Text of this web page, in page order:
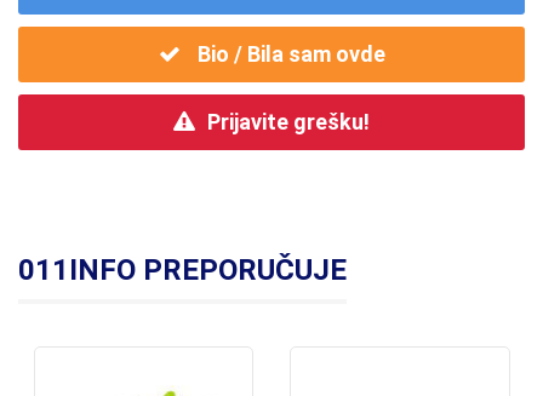
Bio / Bila sam ovde
Prijavite grešku!
011INFO PREPORUČUJE